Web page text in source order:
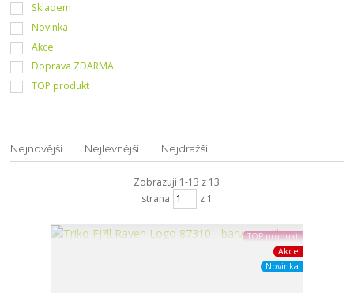
Skladem
Novinka
Akce
Doprava ZDARMA
TOP produkt
Nejnovější Nejlevnější Nejdražší
Zobrazuji 1-13 z 13
strana
z 1
TOP produkt
Akce
Novinka